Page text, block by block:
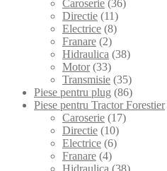
Caroserie (36)
Directie (11)
Electrice (8)
Franare (2)
Hidraulica (38)
Motor (33)
Transmisie (35)
Piese pentru plug (86)
Piese pentru Tractor Forestier
Caroserie (17)
Directie (10)
Electrice (6)
Franare (4)
Hidraulica (38)